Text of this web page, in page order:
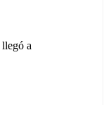
llegó a